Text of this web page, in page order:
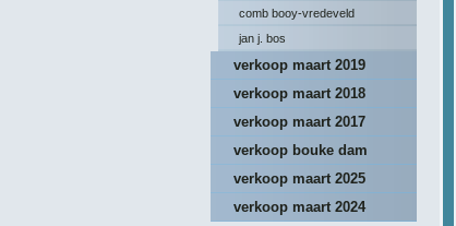
comb booy-vredeveld
jan j. bos
verkoop maart 2019
verkoop maart 2018
verkoop maart 2017
verkoop bouke dam
verkoop maart 2025
verkoop maart 2024